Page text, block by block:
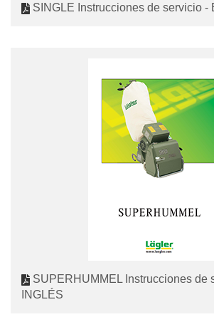
SINGLE Instrucciones de servicio -
SUPERHUMMEL Instrucciones de
INGLÉS